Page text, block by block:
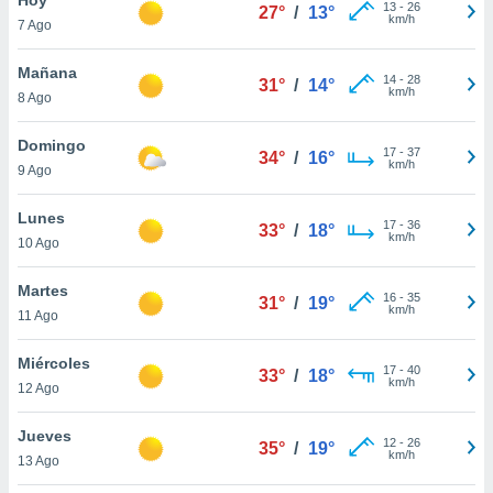
en
más
nuestra
de
cookies
aceptar
7 Ago
27° / 13° 13- 26
km/h
Mañana
8 Ago
31° / 14° 14- 28
km/h
Domingo
9 Ago
34° / 16° 17- 37
km/h
Lunes
10 Ago
33° / 18° 17- 36
km/h
Martes
11 Ago
31° / 19° 16- 35
km/h
Miércoles
12 Ago
33° / 18° 17- 40
km/h
Jueves
13 Ago
35° / 19° 12- 26
km/h